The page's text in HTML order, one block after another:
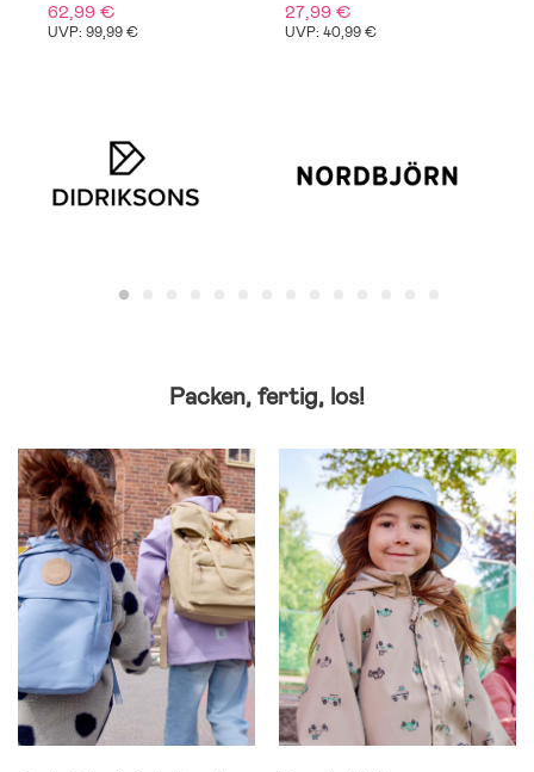
62,99 €
UVP: 99,99 €
27,99 €
UVP: 40,99 €
Packen, fertig, los!